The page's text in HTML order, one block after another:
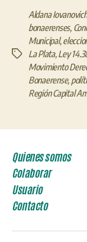
Etiquetas
Aldana Iovanovich
bonaerenses,
Municipal,
La Plata,Ley
Movimiento
Bonaerense,
Región Capital
Quienes somos
Colaborar
Usuario
Contacto